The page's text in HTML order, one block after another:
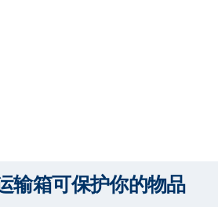
输箱可保护你的物品